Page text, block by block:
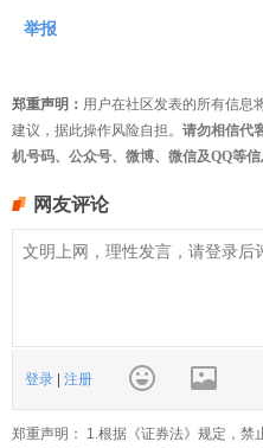
举报
郑重声明： 用户在社区发表的所有信息
建议，据此操作风险自担。 请勿相信代
机号码、公众号、微博、微信及QQ等信
网友评论
登录 注册
郑重声明： 1.根据《证券法》规定，